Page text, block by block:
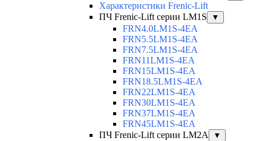
Характеристики Frenic-Lift
ПЧ Frenic-Lift серии LM1S
▼
FRN4.0LM1S-4EA
FRN5.5LM1S-4EA
FRN7.5LM1S-4EA
FRN11LM1S-4EA
FRN15LM1S-4EA
FRN18.5LM1S-4EA
FRN22LM1S-4EA
FRN30LM1S-4EA
FRN37LM1S-4EA
FRN45LM1S-4EA
ПЧ Frenic-Lift серии LM2A
▼